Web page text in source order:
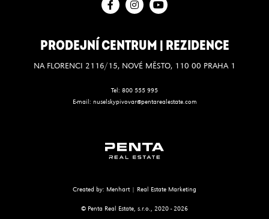
PRODEJNÍ CENTRUM | REZIDENCE
NA FLORENCI 2116/15, NOVÉ MĚSTO, 110 00 PRAHA 1
Tel: 800 555 995
E-mail: nuselskypivovar@pentarealestate.com
Created by: Menhart | Real Estate Marketing
© Penta Real Estate, s.r.o., 2020 -2026